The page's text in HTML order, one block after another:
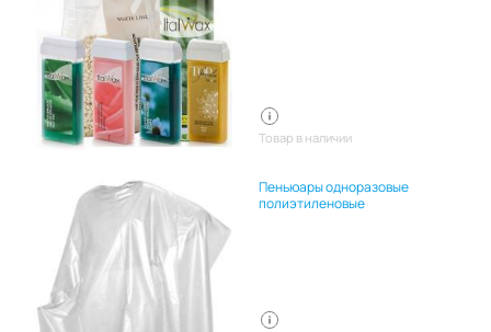
Товар в наличии
Пеньюары одноразовые
полиэтиленовые